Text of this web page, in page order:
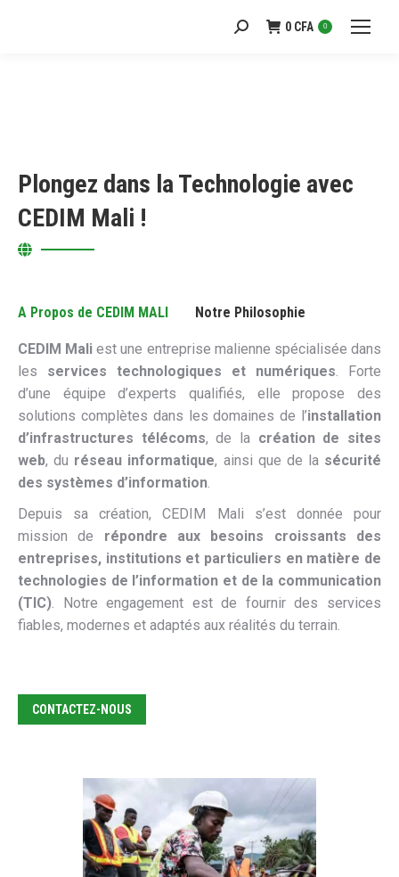
Recherche
0 CFA 0
Plongez dans la Technologie avec
CEDIM Mali !
A Propos de CEDIM MALI Notre Philosophie
CEDIM Mali est une entreprise malienne spécialisée dans
les services technologiques et numériques. Forte
d’une équipe d’experts qualifiés, elle propose des
solutions complètes dans les domaines de l’installation
d’infrastructures télécoms, de la création de sites
web, du réseau informatique, ainsi que de la sécurité
des systèmes d’information.
Depuis sa création, CEDIM Mali s’est donnée pour
mission de répondre aux besoins croissants des
entreprises, institutions et particuliers en matière de
technologies de l’information et de la communication
(TIC). Notre engagement est de fournir des services
fiables, modernes et adaptés aux réalités du terrain.
CONTACTEZ-NOUS